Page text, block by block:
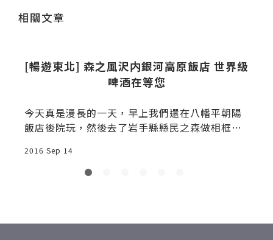
相關文章
[暢遊東北] 森之風沢内銀河高原飯店 世界級
啤酒在等您
今天真是漫長的一天，早上我們還在八幡平朝陽
飯店後院玩，然後去了岩手縣縣民之森做相框，
去小岩井農場散步，終於要進飯店休息了，呼。
特別感謝虎航大方贊助今晚的住宿，同「森之
2016 Sep 14